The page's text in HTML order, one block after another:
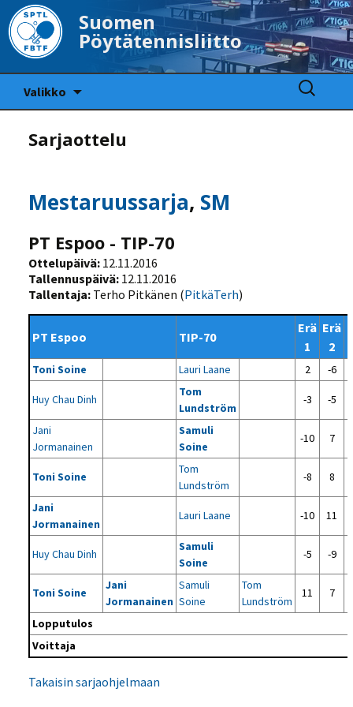
Suomen
Pöytätennisliitto
Valikko
Haku:
Sarjaottelu
Mestaruussarja, SM
PT Espoo - TIP-70
Ottelupäivä: 12.11.2016
Tallennuspäivä: 12.11.2016
Tallentaja: Terho Pitkänen (PitkäTerh)
PT Espoo TIP-70
Erä
1
Erä
2
Toni Soine Lauri Laane 2 -6
Huy Chau Dinh
Tom
Lundström
-3 -5
Jani
Jormanainen
Samuli
Soine
-10 7
Toni Soine
Tom
Lundström
-8 8
Jani
Jormanainen
Lauri Laane -10 11
Huy Chau Dinh
Samuli
Soine
-5 -9
Toni Soine
Jani
Jormanainen
Samuli
Soine
Tom
Lundström
11 7
Lopputulos
Voittaja
Takaisin sarjaohjelmaan